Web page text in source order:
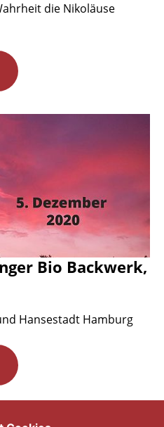
die Nikoläuse
Bio Backwerk,
Hansestadt Hamburg